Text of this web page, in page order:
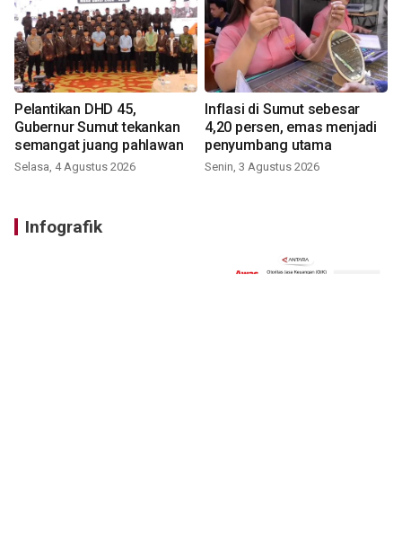
Pelantikan DHD 45,
Gubernur Sumut tekankan
semangat juang pahlawan
Selasa, 4 Agustus 2026
Inflasi di Sumut sebesar
4,20 persen, emas menjadi
penyumbang utama
Senin, 3 Agustus 2026
Infografik